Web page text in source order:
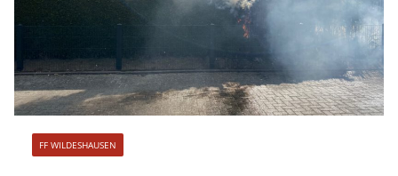
FF WILDESHAUSEN